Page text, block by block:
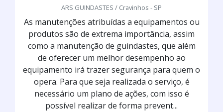
ARS GUINDASTES / Cravinhos - SP
As manutenções atribuídas a equipamentos ou
produtos são de extrema importância, assim
como a manutenção de guindastes, que além
de oferecer um melhor desempenho ao
equipamento irá trazer segurança para quem o
opera. Para que seja realizada o serviço, é
necessário um plano de ações, com isso é
possível realizar de forma prevent...